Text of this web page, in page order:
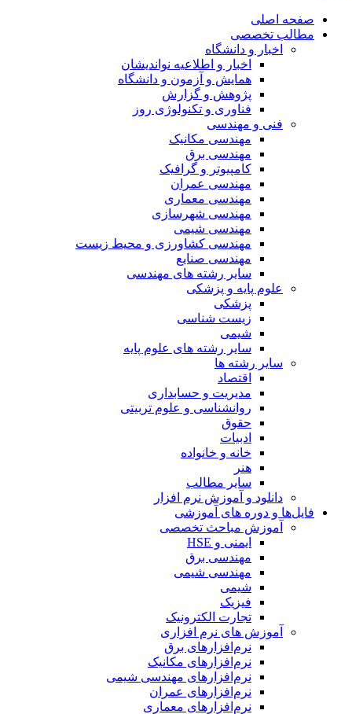
صفحه اصلی
مطالب تخصصی
اخبار و دانشگاه
اخبار و اطلاعیه نواندیشان
همایش و آزمون و دانشگاه
پژوهش و گزارش
فناوری و تکنولوژی روز
فنی و مهندسی
مهندسی مکانیک
مهندسی برق
کامپیوتر و گرافیک
مهندسی عمران
مهندسی معماری
مهندسی شهرسازی
مهندسی شیمی
مهندسی کشاورزی و محیط زیست
مهندسی صنایع
سایر رشته های مهندسی
علوم پایه و پزشکی
پزشکی
زیست شناسی
شیمی
سایر رشته های علوم پایه
سایر رشته ها
اقتصاد
مدیریت و حسابداری
روانشناسی و علوم تربیتی
حقوق
ادبیات
خانه و خانواده
هنر
سایر مطالب
دانلود و آموزش نرم افزار
فایل‌ها و دوره های آموزشی
آموزش مباحث تخصصی
ایمنی و HSE
مهندسی برق
مهندسی شیمی
شیمی
فیزیک
تجارت الکترونیک
آموزش های نرم افزاری
نرم‌افزارهای برق
نرم‌افزارهای مکانیک
نرم‌افزارهای مهندسی شیمی
نرم‌افزارهای عمران
نرم‌افزارهای معماری